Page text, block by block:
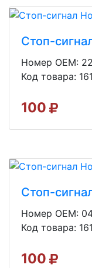
Стоп-
Номер OEM:
Код товара:
100
Стоп-
Номер OEM:
Код товара:
100